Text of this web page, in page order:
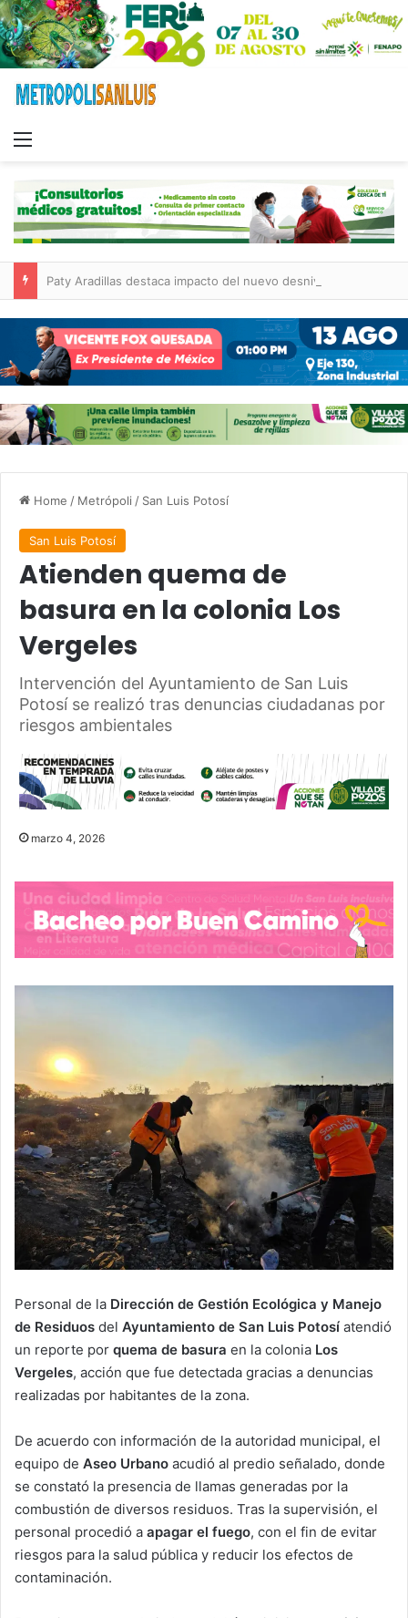
Home / Metrópoli / San Luis Potosí
San Luis Potosí
Atienden quema de
basura en la colonia Los
Vergeles
Intervención del Ayuntamiento de San Luis
Potosí se realizó tras denuncias ciudadanas por
riesgos ambientales
marzo 4, 2026
Personal de la Dirección de Gestión Ecológica y Manejo
de Residuos del Ayuntamiento de San Luis Potosí atendió
un reporte por quema de basura en la colonia Los
Vergeles, acción que fue detectada gracias a denuncias
realizadas por habitantes de la zona.
De acuerdo con información de la autoridad municipal, el
equipo de Aseo Urbano acudió al predio señalado, donde
se constató la presencia de llamas generadas por la
combustión de diversos residuos. Tras la supervisión, el
personal procedió a apagar el fuego, con el fin de evitar
riesgos para la salud pública y reducir los efectos de
contaminación.